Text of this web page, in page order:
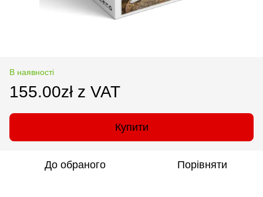
В наявності
155.00zł z VAT
Купити
До обраного Порівняти